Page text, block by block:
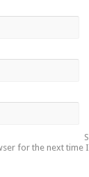
for the next time